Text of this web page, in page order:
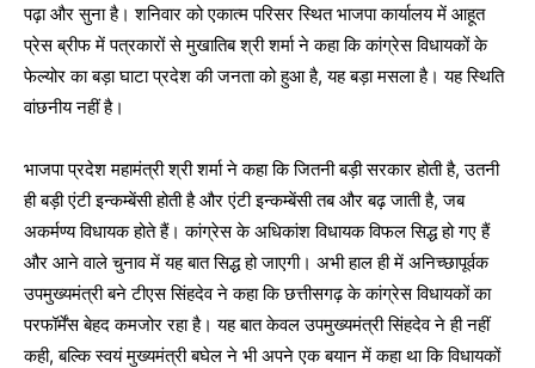
पढ़ा और सुना है। शनिवार को एकात्म परिसर स्थित भाजपा कार्यालय में आहूत
प्रेस ब्रीफ में पत्रकारों से मुखातिब श्री शर्मा ने कहा कि कांग्रेस विधायकों के
फेल्योर का बड़ा घाटा प्रदेश की जनता को हुआ है, यह बड़ा मसला है। यह स्थिति
वांछनीय नहीं है।
भाजपा प्रदेश महामंत्री श्री शर्मा ने कहा कि जितनी बड़ी सरकार होती है, उतनी
ही बड़ी एंटी इन्कम्बेंसी होती है और एंटी इन्कम्बेंसी तब और बढ़ जाती है, जब
अकर्मण्य विधायक होते हैं। कांग्रेस के अधिकांश विधायक विफल सिद्ध हो गए हैं
और आने वाले चुनाव में यह बात सिद्ध हो जाएगी। अभी हाल ही में अनिच्छापूर्वक
उपमुख्यमंत्री बने टीएस सिंहदेव ने कहा कि छत्तीसगढ़ के कांग्रेस विधायकों का
परफॉर्मेंस बेहद कमजोर रहा है। यह बात केवल उपमुख्यमंत्री सिंहदेव ने ही नहीं
कही, बल्कि स्वयं मुख्यमंत्री बघेल ने भी अपने एक बयान में कहा था कि विधायकों